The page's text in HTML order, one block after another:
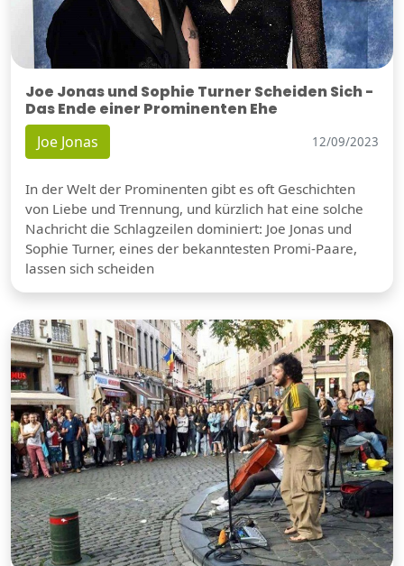
Joe Jonas und Sophie Turner Scheiden Sich -
Das Ende einer Prominenten Ehe
Joe Jonas 12/09/2023
In der Welt der Prominenten gibt es oft Geschichten
von Liebe und Trennung, und kürzlich hat eine solche
Nachricht die Schlagzeilen dominiert: Joe Jonas und
Sophie Turner, eines der bekanntesten Promi-Paare,
lassen sich scheiden